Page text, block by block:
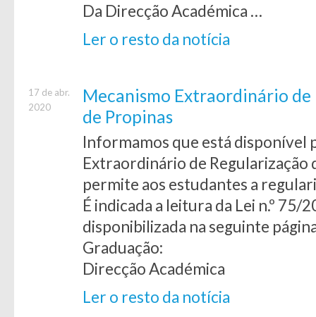
Da Direcção Académica …
Ler o resto da notícia
17 de abr.
2020
Mecanismo Extraordinário de
de Propinas
Informamos que está disponível
Extraordinário de Regularização
permite aos estudantes a
É indicada a leitura da Lei n.º 75/
disponibilizada na seguinte
Graduação:
Direcção Académica
Ler o resto da notícia